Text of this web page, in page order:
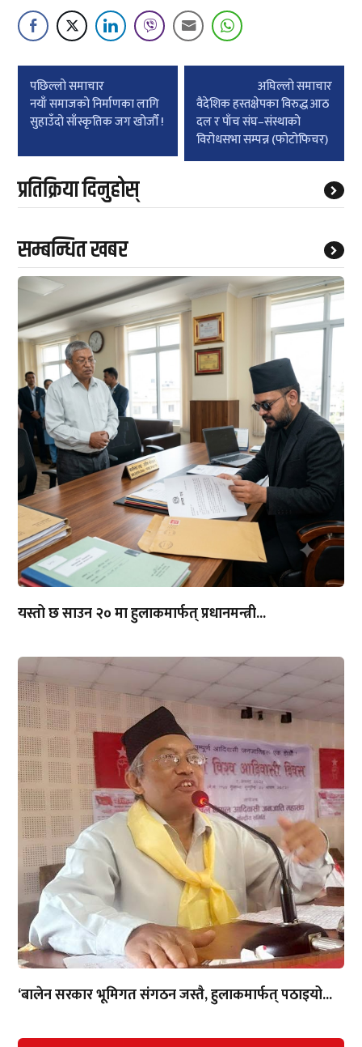
Post
navigation
पछिल्लाे समाचार
नयाँ समाजको निर्माणका लागि
सुहाउँदो साँस्कृतिक जग खोजौँ !
अघिल्लाे समाचार
वैदेशिक हस्तक्षेपका विरुद्ध आठ
दल र पाँच संघ–संस्थाको
विरोधसभा सम्पन्न (फोटोफिचर)
प्रतिक्रिया दिनुहोस्
सम्बन्धित खबर
यस्तो छ साउन २० मा हुलाकमार्फत् प्रधानमन्त्री...
‘बालेन सरकार भूमिगत संगठन जस्तै, हुलाकमार्फत् पठाइयो...